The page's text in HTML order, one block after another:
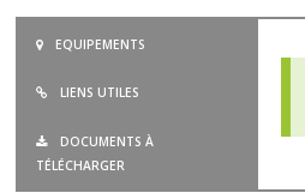
EQUIPEMENTS
LIENS UTILES
DOCUMENTS À
TÉLÉCHARGER